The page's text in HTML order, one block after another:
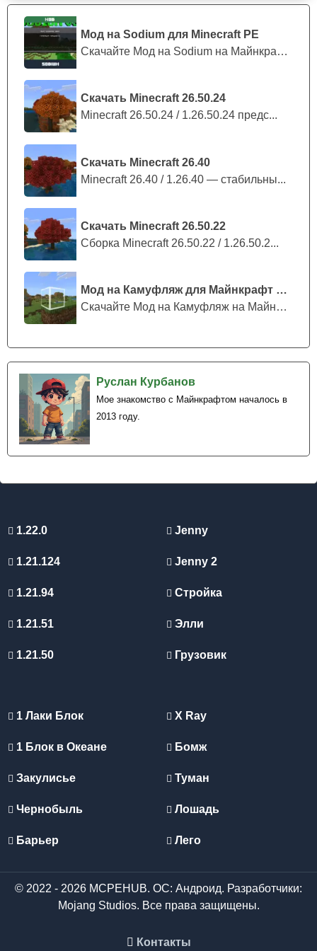
Мод на Sodium для Minecraft PE
Скачайте Мод на Sodium на Майнкрафт П...
Скачать Minecraft 26.50.24
Minecraft 26.50.24 / 1.26.50.24 предс...
Скачать Minecraft 26.40
Minecraft 26.40 / 1.26.40 — стабильны...
Скачать Minecraft 26.50.22
Сборка Minecraft 26.50.22 / 1.26.50.2...
Мод на Камуфляж для Майнкрафт ПЕ
Скачайте Мод на Камуфляж на Майнкрафт...
Руслан Курбанов
Мое знакомство с Майнкрафтом началось в
2013 году.
1.22.0
1.21.124
1.21.94
1.21.51
1.21.50
Jenny
Jenny 2
Стройка
Элли
Грузовик
1 Лаки Блок
1 Блок в Океане
Закулисье
Чернобыль
Барьер
X Ray
Бомж
Туман
Лошадь
Лего
© 2022 - 2026 MCPEHUB. ОС: Андроид. Разработчики:
Mojang Studios. Все права защищены.
Контакты